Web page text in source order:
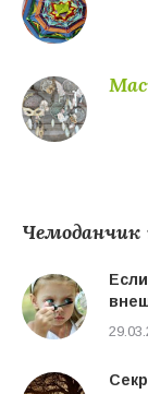
Чемоданчик